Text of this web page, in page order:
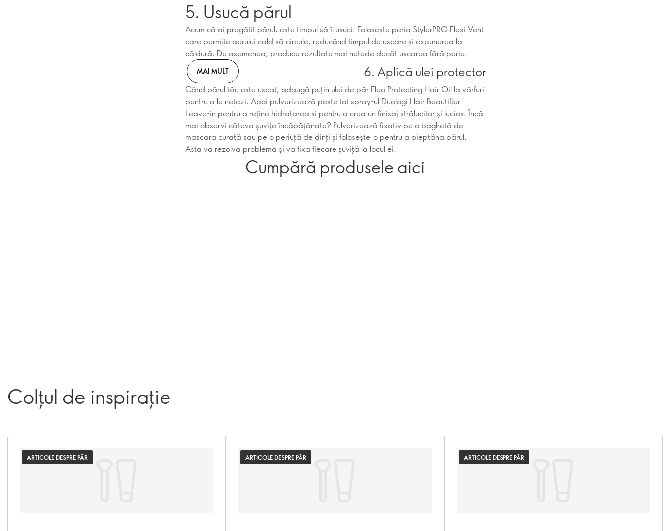
5. Usucă părul
Acum că ai pregătit părul, este timpul să îl usuci. Folosește peria StylerPRO Flexi Vent
care permite aerului cald să circule, reducând timpul de uscare și expunerea la
căldură. De asemenea, produce rezultate mai netede decât uscarea fără perie.
MAI MULT 6. Aplică ulei protector
Când părul tău este uscat, adaugă puțin ulei de păr Eleo Protecting Hair Oil la vârfuri
pentru a le netezi. Apoi pulverizează peste tot spray-ul Duologi Hair Beautifier
Leave-in pentru a reține hidratarea și pentru a crea un finisaj strălucitor și lucios. Încă
mai observi câteva șuvițe încăpățânate? Pulverizează fixativ pe o baghetă de
mascara curată sau pe o periuță de dinți și folosește-o pentru a pieptăna părul.
Asta va rezolva problema și va fixa fiecare șuviță la locul ei.
Cumpără produsele aici
Colțul de inspirație
ARTICOLE DESPRE PĂR ARTICOLE DESPRE PĂR ARTICOLE DESPRE PĂR